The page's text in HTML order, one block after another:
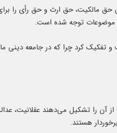
اسلام به زن، خاطرنشان کرد: اسلام ۱۴۰۰ سال پیش حق مالکیت، حق ارث و حق رأی
موضوعات توجه شده است.
و تفکیک کرد چرا که در جامعه دینی ما
آن را تشکیل می‌دهند عقلانیت،
هستند.